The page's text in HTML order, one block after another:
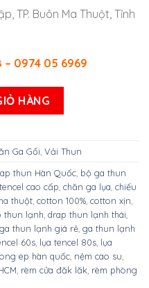
TP. Buôn Ma Thuột, Tỉnh
– 0974 05 6969
MẪU DORAEMON MẪU SỐ 7
HÀNG
Ga Gối Vải Thun
thun Hàn Quốc bộ ga thun
cao cấp chăn ga lụa chiếu
thuột cotton 100% cotton xịn
thun lạnh drap thun lạnh thái
ga thun lạnh giá rẻ ga thun lạnh
60s lụa tencel 80s lụa
ep hàn quốc nệm cao su
rèm cửa đăk lăk rèm phòng